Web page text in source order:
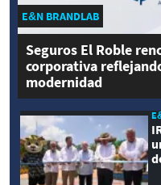
E&N BRANDLAB
Seguros El Roble
corporativa
modernidad